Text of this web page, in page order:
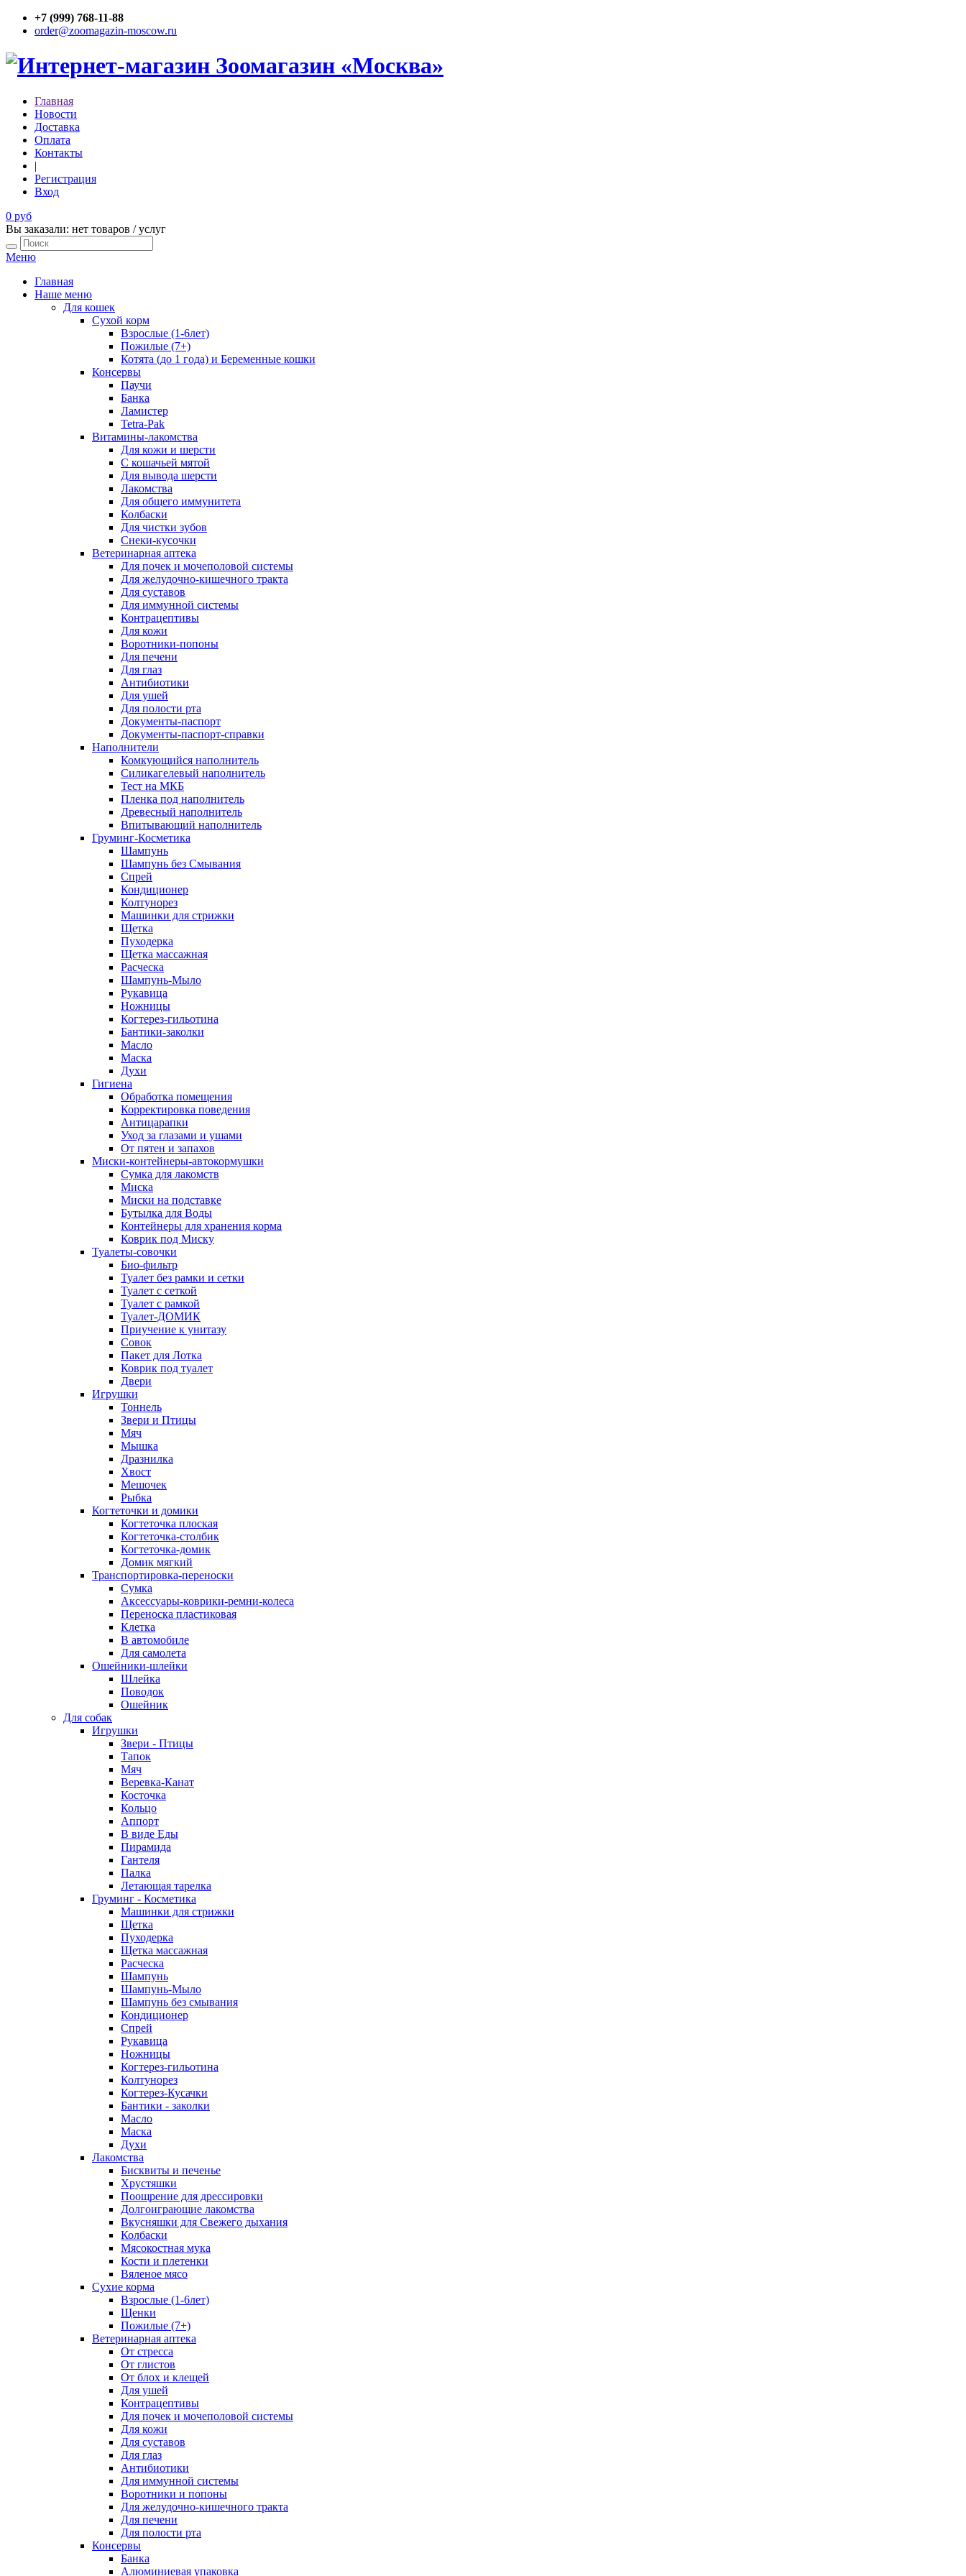
+7 (999) 768-11-88
order@zoomagazin-moscow.ru
Главная
Новости
Доставка
Оплата
Контакты
|
Регистрация
Вход
0 руб
Вы заказали: нет товаров / услуг
Меню
Главная
Наше меню
Для кошек
Сухой корм
Взрослые (1-6лет)
Пожилые (7+)
Котята (до 1 года) и Беременные кошки
Консервы
Паучи
Банка
Ламистер
Tetra-Pak
Витамины-лакомства
Для кожи и шерсти
С кошачьей мятой
Для вывода шерсти
Лакомства
Для общего иммунитета
Колбаски
Для чистки зубов
Снеки-кусочки
Ветеринарная аптека
Для почек и мочеполовой системы
Для желудочно-кишечного тракта
Для суставов
Для иммунной системы
Контрацептивы
Для кожи
Воротники-попоны
Для печени
Для глаз
Антибиотики
Для ушей
Для полости рта
Документы-паспорт
Документы-паспорт-справки
Наполнители
Комкующийся наполнитель
Силикагелевый наполнитель
Тест на МКБ
Пленка под наполнитель
Древесный наполнитель
Впитывающий наполнитель
Груминг-Косметика
Шампунь
Шампунь без Смывания
Спрей
Кондиционер
Колтунорез
Машинки для стрижки
Щетка
Пуходерка
Щетка массажная
Расческа
Шампунь-Мыло
Рукавица
Ножницы
Когтерез-гильотина
Бантики-заколки
Масло
Маска
Духи
Гигиена
Обработка помещения
Корректировка поведения
Антицарапки
Уход за глазами и ушами
От пятен и запахов
Миски-контейнеры-автокормушки
Сумка для лакомств
Миска
Миски на подставке
Бутылка для Воды
Контейнеры для хранения корма
Коврик под Миску
Туалеты-совочки
Био-фильтр
Туалет без рамки и сетки
Туалет с сеткой
Туалет с рамкой
Туалет-ДОМИК
Приучение к унитазу
Совок
Пакет для Лотка
Коврик под туалет
Двери
Игрушки
Тоннель
Звери и Птицы
Мяч
Мышка
Дразнилка
Хвост
Мешочек
Рыбка
Когтеточки и домики
Когтеточка плоская
Когтеточка-столбик
Когтеточка-домик
Домик мягкий
Транспортировка-переноски
Сумка
Аксессуары-коврики-ремни-колеса
Переноска пластиковая
Клетка
В автомобиле
Для самолета
Ошейники-шлейки
Шлейка
Поводок
Ошейник
Для собак
Игрушки
Звери - Птицы
Тапок
Мяч
Веревка-Канат
Косточка
Кольцо
Аппорт
В виде Еды
Пирамида
Гантеля
Палка
Летающая тарелка
Груминг - Косметика
Машинки для стрижки
Щетка
Пуходерка
Щетка массажная
Расческа
Шампунь
Шампунь-Мыло
Шампунь без cмывания
Кондиционер
Спрей
Рукавица
Ножницы
Когтерез-гильотина
Колтунорез
Когтерез-Кусачки
Бантики - заколки
Масло
Маска
Духи
Лакомства
Бисквиты и печенье
Хрустяшки
Поощрение для дрессировки
Долгоиграющие лакомства
Вкусняшки для Свежего дыхания
Колбаски
Мясокостная мука
Кости и плетенки
Вяленое мясо
Сухие корма
Взрослые (1-6лет)
Щенки
Пожилые (7+)
Ветеринарная аптека
От стресса
От глистов
От блох и клещей
Для ушей
Контрацептивы
Для почек и мочеполовой системы
Для кожи
Для суставов
Для глаз
Антибиотики
Для иммунной системы
Воротники и попоны
Для желудочно-кишечного тракта
Для печени
Для полости рта
Консервы
Банка
Алюминиевая упаковка